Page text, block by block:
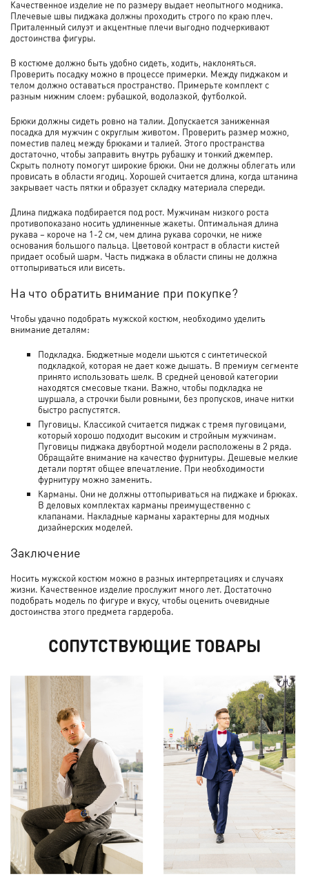
Качественное изделие не по размеру выдает неопытного модника.
Плечевые швы пиджака должны проходить строго по краю плеч.
Приталенный силуэт и акцентные плечи выгодно подчеркивают
достоинства фигуры.
В костюме должно быть удобно сидеть, ходить, наклоняться.
Проверить посадку можно в процессе примерки. Между пиджаком и
телом должно оставаться пространство. Примерьте комплект с
разным нижним слоем: рубашкой, водолазкой, футболкой.
Брюки должны сидеть ровно на талии. Допускается заниженная
посадка для мужчин с округлым животом. Проверить размер можно,
поместив палец между брюками и талией. Этого пространства
достаточно, чтобы заправить внутрь рубашку и тонкий джемпер.
Скрыть полноту помогут широкие брюки. Они не должны облегать или
провисать в области ягодиц. Хорошей считается длина, когда штанина
закрывает часть пятки и образует складку материала спереди.
Длина пиджака подбирается под рост. Мужчинам низкого роста
противопоказано носить удлиненные жакеты. Оптимальная длина
рукава – короче на 1-2 см, чем длина рукава сорочки, не ниже
основания большого пальца. Цветовой контраст в области кистей
придает особый шарм. Часть пиджака в области спины не должна
оттопыриваться или висеть.
На что обратить внимание при покупке?
Чтобы удачно подобрать мужской костюм, необходимо уделить
внимание деталям:
Подкладка. Бюджетные модели шьются с синтетической
подкладкой, которая не дает коже дышать. В премиум сегменте
принято использовать шелк. В средней ценовой категории
находятся смесовые ткани. Важно, чтобы подкладка не
шуршала, а строчки были ровными, без пропусков, иначе нитки
быстро распустятся.
Пуговицы. Классикой считается пиджак с тремя пуговицами,
который хорошо подходит высоким и стройным мужчинам.
Пуговицы пиджака двубортной модели расположены в 2 ряда.
Обращайте внимание на качество фурнитуры. Дешевые мелкие
детали портят общее впечатление. При необходимости
фурнитуру можно заменить.
Карманы. Они не должны оттопыриваться на пиджаке и брюках.
В деловых комплектах карманы преимущественно с
клапанами. Накладные карманы характерны для модных
дизайнерских моделей.
Заключение
Носить мужской костюм можно в разных интерпретациях и случаях
жизни. Качественное изделие прослужит много лет. Достаточно
подобрать модель по фигуре и вкусу, чтобы оценить очевидные
достоинства этого предмета гардероба.
СОПУТСТВУЮЩИЕ ТОВАРЫ